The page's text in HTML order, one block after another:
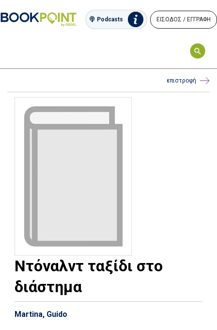
Podcasts ΕΙΣΟΔΟΣ / ΕΓΓΡΑΦΗ
επιστροφή
Ντόναλντ ταξίδι στο
διάστημα
Martina, Guido